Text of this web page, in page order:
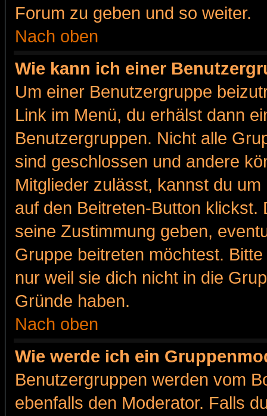
Forum zu geben und so weiter.
Nach oben
Wie kann ich einer
Um einer Benutzergruppe
Link im Menü, du erhälst dann
Benutzergruppen. Nicht alle
sind geschlossen und andere
Mitglieder zulässt, kannst du
auf den Beitreten-Button
seine Zustimmung geben,
Gruppe beitreten möchtest.
nur weil sie dich nicht in die
Gründe haben.
Nach oben
Wie werde ich ein
Benutzergruppen werden vom
ebenfalls den Moderator. Falls